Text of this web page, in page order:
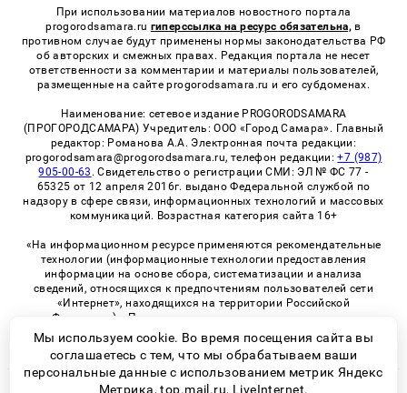
При использовании материалов новостного портала
progorodsamara.ru гиперссылка на ресурс обязательна, в
противном случае будут применены нормы законодательства РФ
об авторских и смежных правах. Редакция портала не несет
ответственности за комментарии и материалы пользователей,
размещенные на сайте progorodsamara.ru и его субдоменах.
Наименование: сетевое издание PROGORODSAMARA
(ПРОГОРОДСАМАРА) Учредитель: ООО «Город Самара». Главный
редактор: Романова А.А. Электронная почта редакции:
progorodsamara@progorodsamara.ru, телефон редакции:+7 (987)
905-00-63 . Свидетельство о регистрации СМИ: ЭЛ № ФС 77 -
65325 от 12 апреля 2016г. выдано Федеральной службой по
надзору в сфере связи, информационных технологий и массовых
коммуникаций. Возрастная категория сайта 16+
«На информационном ресурсе применяются рекомендательные
технологии (информационные технологии предоставления
информации на основе сбора, систематизации и анализа
сведений, относящихся к предпочтениям пользователей сети
«Интернет», находящихся на территории Российской
Федерации)». Правила применения рекомендательных
технологий в виджетах рекламно-обменной сети
«СМИ2» (PDF)
Мы используем cookie. Во время посещения сайта вы
соглашаетесь с тем, что мы обрабатываем ваши
персональные данные с использованием метрик Яндекс
Метрика, top.mail.ru, LiveInternet.